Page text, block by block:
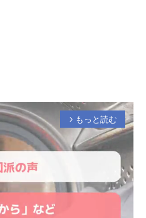
arrow_forward_ios もっと読む